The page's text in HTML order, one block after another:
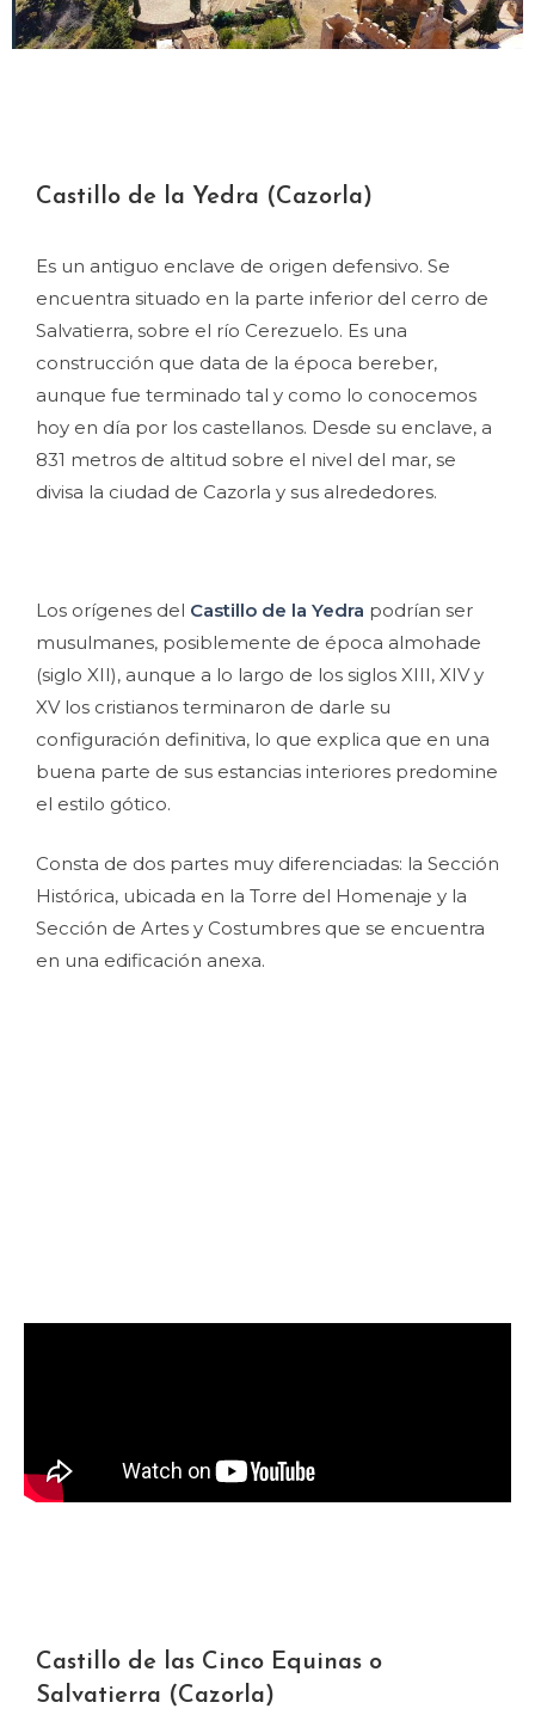
Castillo de la Yedra (Cazorla)
Es un antiguo enclave de origen defensivo. Se
encuentra situado en la parte inferior del cerro de
Salvatierra, sobre el río Cerezuelo. Es una
construcción que data de la época bereber,
aunque fue terminado tal y como lo conocemos
hoy en día por los castellanos. Desde su enclave, a
831 metros de altitud sobre el nivel del mar, se
divisa la ciudad de Cazorla y sus alrededores.
Los orígenes del Castillo de la Yedra podrían ser
musulmanes, posiblemente de época almohade
(siglo XII), aunque a lo largo de los siglos XIII, XIV y
XV los cristianos terminaron de darle su
configuración definitiva, lo que explica que en una
buena parte de sus estancias interiores predomine
el estilo gótico.
Consta de dos partes muy diferenciadas: la Sección
Histórica, ubicada en la Torre del Homenaje y la
Sección de Artes y Costumbres que se encuentra
en una edificación anexa.
Castillo de las Cinco Equinas o
Salvatierra (Cazorla)